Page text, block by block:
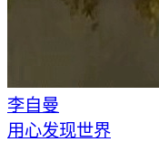
李自曼
用心发现世界